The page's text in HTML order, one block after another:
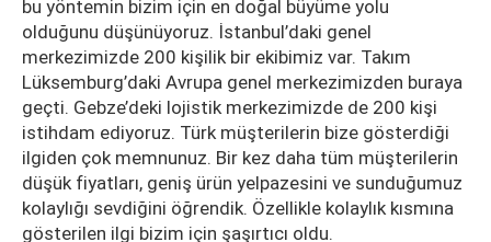
bu yöntemin bizim için en doğal büyüme yolu
olduğunu düşünüyoruz. İstanbul’daki genel
merkezimizde 200 kişilik bir ekibimiz var. Takım
Lüksemburg’daki Avrupa genel merkezimizden buraya
geçti. Gebze’deki lojistik merkezimizde de 200 kişi
istihdam ediyoruz. Türk müşterilerin bize gösterdiği
ilgiden çok memnunuz. Bir kez daha tüm müşterilerin
düşük fiyatları, geniş ürün yelpazesini ve sunduğumuz
kolaylığı sevdiğini öğrendik. Özellikle kolaylık kısmına
gösterilen ilgi bizim için şaşırtıcı oldu.